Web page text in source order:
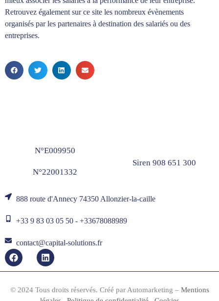
Retrouvez également sur ce site les nombreux évènements
organisés par les partenaires à destination des salariés ou des
entreprises.
N°E009950
N°22001332
Siren 908 651 300
888 route d'Annecy 74350 Allonzier-la-caille
+33 9 83 03 05 50 - +33678088989
contact@capital-solutions.fr
© 2024 Tous droits réservés. Créé par Automarketing – Mentions